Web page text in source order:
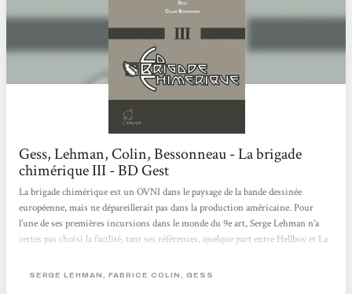
Gess, Lehman, Colin, Bessonneau - La brigade
chimérique III - BD Gest
La brigade chimérique est un OVNI dans le paysage de la bande dessinée
européenne, mais ne dépareillerait pas dans la production américaine. Pour
l’une de ses premières incursions dans le monde du 9e art, Serge Lehman n’a
certes pas choisi la facilité, tant ses références, quelque part entre Hellboy et La
effet, d’afficher des influences si typées sans tomber dans le plagiat ou la
SERGE LEHMAN, FABRICE COLIN, GESS